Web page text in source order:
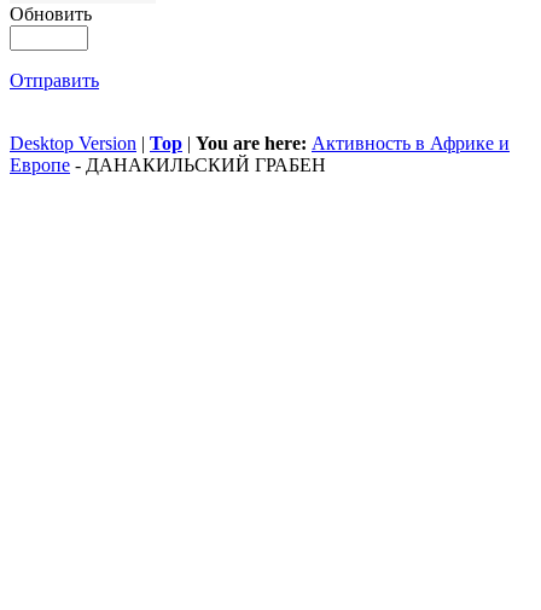
Обновить
Отправить
Desktop Version | Top | You are here: Активность в Африке и
Европе - ДАНАКИЛЬСКИЙ ГРАБЕН